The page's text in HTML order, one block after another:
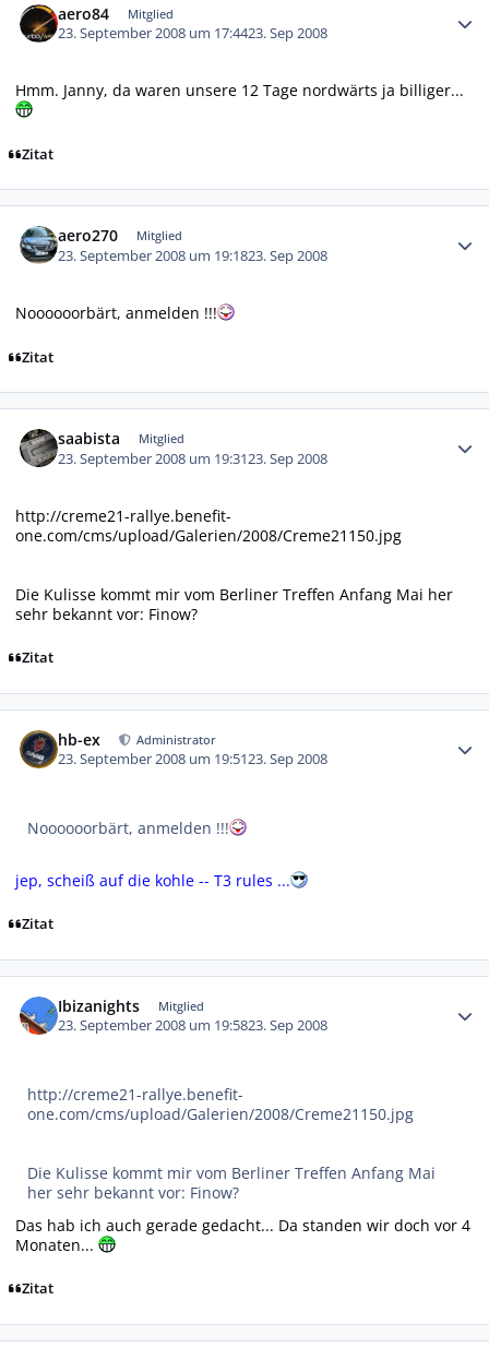
aero84 Mitglied
23. September 2008 um 17:4423. Sep 2008
Hmm. Janny, da waren unsere 12 Tage nordwärts ja billiger...
Zitat
aero270 Mitglied
23. September 2008 um 19:1823. Sep 2008
Noooooorbärt, anmelden !!!
Zitat
saabista Mitglied
23. September 2008 um 19:3123. Sep 2008
http://creme21-rallye.benefit-
one.com/cms/upload/Galerien/2008/Creme21150.jpg
Die Kulisse kommt mir vom Berliner Treffen Anfang Mai her
sehr bekannt vor: Finow?
Zitat
hb-ex Administrator
23. September 2008 um 19:5123. Sep 2008
Noooooorbärt, anmelden !!!
jep, scheiß auf die kohle -- T3 rules ...
Zitat
Ibizanights Mitglied
23. September 2008 um 19:5823. Sep 2008
http://creme21-rallye.benefit-
one.com/cms/upload/Galerien/2008/Creme21150.jpg
Die Kulisse kommt mir vom Berliner Treffen Anfang Mai
her sehr bekannt vor: Finow?
Das hab ich auch gerade gedacht... Da standen wir doch vor 4
Monaten...
Zitat